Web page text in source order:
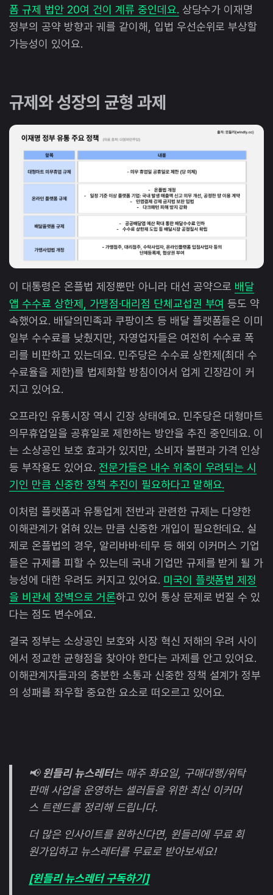
폼 규제 법안 20여 건이 계류 중인데요. 상당수가 이재명
정부의 공약 방향과 궤를 같이해, 입법 우선순위로 부상할
가능성이 있어요.
규제와 성장의 균형 과제
이 대통령은 온플법 제정뿐만 아니라 대선 공약으로 배달
앱 수수료 상한제, 가맹점·대리점 단체교섭권 부여 등도 약
속했어요. 배달의민족과 쿠팡이츠 등 배달 플랫폼들은 이미
일부 수수료를 낮췄지만, 자영업자들은 여전히 수수료 폭
리를 비판하고 있는데요. 민주당은 수수료 상한제(최대 수
수료율을 제한)를 법제화할 방침이어서 업계 긴장감이 커
지고 있어요.
오프라인 유통시장 역시 긴장 상태예요. 민주당은 대형마트
의무휴업일을 공휴일로 제한하는 방안을 추진 중인데요. 이
는 소상공인 보호 효과가 있지만, 소비자 불편과 가격 인상
등 부작용도 있어요. 전문가들은 내수 위축이 우려되는 시
기인 만큼 신중한 정책 추진이 필요하다고 말해요.
이처럼 플랫폼과 유통업계 전반과 관련한 규제는 다양한
이해관계가 얽혀 있는 만큼 신중한 개입이 필요한데요. 실
제로 온플법의 경우, 알리바바·테무 등 해외 이커머스 기업
들은 규제를 피할 수 있는데 국내 기업만 규제를 받게 될 가
능성에 대한 우려도 커지고 있어요. 미국이 플랫폼법 제정
을 비관세 장벽으로 거론하고 있어 통상 문제로 번질 수 있
다는 점도 변수에요.
결국 정부는 소상공인 보호와 시장 혁신 저해의 우려 사이
에서 정교한 균형점을 찾아야 한다는 과제를 안고 있어요.
이해관계자들과의 충분한 소통과 신중한 정책 설계가 정부
의 성패를 좌우할 중요한 요소로 떠오르고 있어요.
📢 윈들리 뉴스레터는 매주 화요일, 구매대행/위탁
판매 사업을 운영하는 셀러들을 위한 최신 이커머
스 트렌드를 정리해 드립니다.
더 많은 인사이트를 원하신다면, 윈들리에 무료 회
원가입하고 뉴스레터를 무료로 받아보세요!
[윈들리 뉴스레터 구독하기]